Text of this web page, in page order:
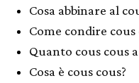
Cosa abbinare al
Come condire cous
Quanto cous cous
Cosa è cous cous?